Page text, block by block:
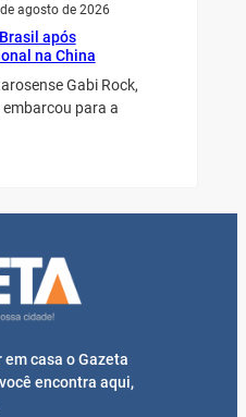
agosto de 2026
após
na China
Gabi Rock,
para a
casa o Gazeta
encontra aqui,